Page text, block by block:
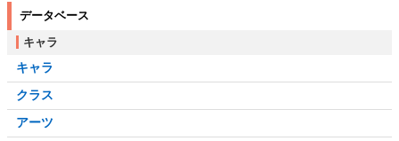
データベース
キャラ
キャラ
クラス
アーツ